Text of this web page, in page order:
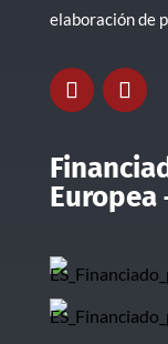
elaboración de
Europea